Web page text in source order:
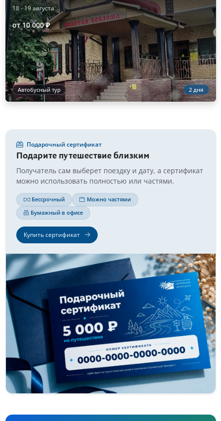
18 - 19 августа
от 10 000 ₽
Автобусный тур 2 дня
Подарочный сертификат
Подарите путешествие близким
Получатель сам выберет поездку и дату, а сертификат
можно использовать полностью или частями.
Бессрочный
Можно частями
Бумажный в офисе
Купить сертификат